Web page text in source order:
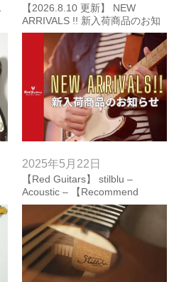
【2026.8.10 更新】 NEW
ARRIVALS !! 新入荷商品のお知
らせ 【Red Guitars】
2025年5月22日
【Red Guitars】 stilblu –
Acoustic – 【Recommend
Gear】